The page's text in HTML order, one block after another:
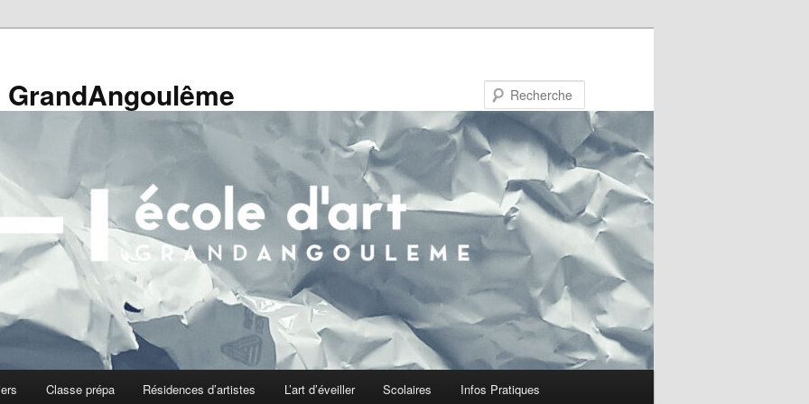
Classe prépa Résidences d’artistes L’art d’éveiller Scolaires Infos Pratiques